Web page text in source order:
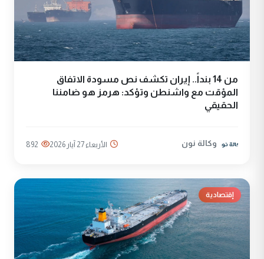
من 14 بنداً.. إيران تكشف نص مسودة الاتفاق
المؤقت مع واشنطن وتؤكد: هرمز هو ضامننا
الحقيقي
وكالة نون الأربعاء 27 آيار 2026 892
إقتصادية